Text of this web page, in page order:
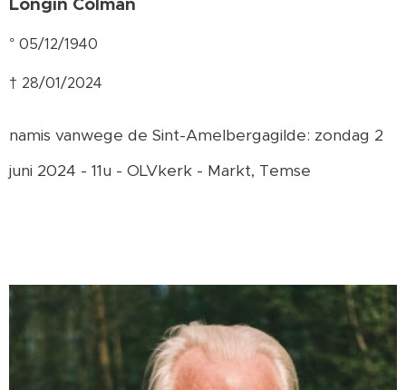
° 05/12/1940
† 28/01/2024
namis vanwege de Sint-Amelbergagilde: zondag 2
juni 2024 - 11u - OLVkerk - Markt, Temse